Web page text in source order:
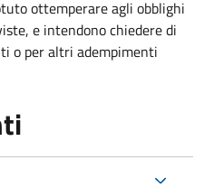
ottemperare agli obblighi
e intendono chiedere di
o per altri adempimenti